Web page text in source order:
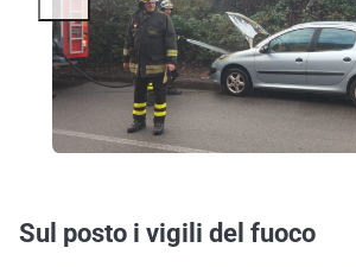
Sul posto i vigili del fuoco